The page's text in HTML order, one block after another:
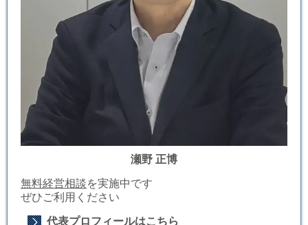
瀬野 正博
無料経営相談を実施中です
ぜひご利用ください
代表プロフィールはこちら